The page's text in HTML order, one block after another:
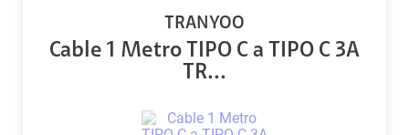
TRANYOO
Cable 1 Metro TIPO C a TIPO C 3A
TR...